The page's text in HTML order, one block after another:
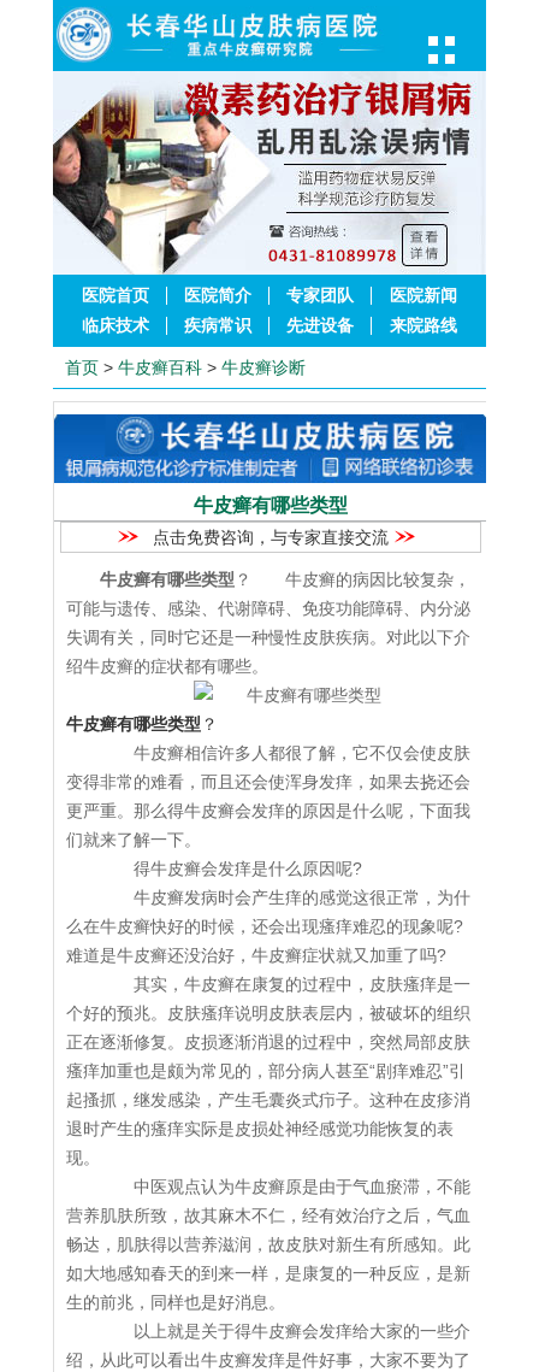
医院首页 医院简介 专家团队
医院新闻
临床技术
疾病常识 先进设备 来院路线
首页 > 牛皮癣百科 > 牛皮癣诊断
牛皮癣有哪些类型
点击免费咨询，与专家直接交流
牛皮癣有哪些类型 ？ 牛皮癣的病因比较复杂，
可能与遗传、感染、代谢障碍、免疫功能障碍、内分泌
失调有关，同时它还是一种慢性皮肤疾病。对此以下介
绍牛皮癣的症状都有哪些。
牛皮癣有哪些类型 ？
牛皮癣相信许多人都很了解，它不仅会使皮肤
变得非常的难看，而且还会使浑身发痒，如果去挠还会
更严重。那么得牛皮癣会发痒的原因是什么呢，下面我
们就来了解一下。
得牛皮癣会发痒是什么原因呢?
牛皮癣发病时会产生痒的感觉这很正常，为什
么在牛皮癣快好的时候，还会出现瘙痒难忍的现象呢?
难道是牛皮癣还没治好，牛皮癣症状就又加重了吗?
其实，牛皮癣在康复的过程中，皮肤瘙痒是一
个好的预兆。皮肤瘙痒说明皮肤表层内，被破坏的组织
正在逐渐修复。皮损逐渐消退的过程中，突然局部皮肤
瘙痒加重也是颇为常见的，部分病人甚至“剧痒难忍”引
起搔抓，继发感染，产生毛囊炎式疖子。这种在皮疹消
退时产生的瘙痒实际是皮损处神经感觉功能恢复的表
现。
中医观点认为牛皮癣原是由于气血瘀滞，不能
营养肌肤所致，故其麻木不仁，经有效治疗之后，气血
畅达，肌肤得以营养滋润，故皮肤对新生有所感知。此
如大地感知春天的到来一样，是康复的一种反应，是新
生的前兆，同样也是好消息。
以上就是关于得牛皮癣会发痒给大家的一些介
绍，从此可以看出牛皮癣发痒是件好事，大家不要为了